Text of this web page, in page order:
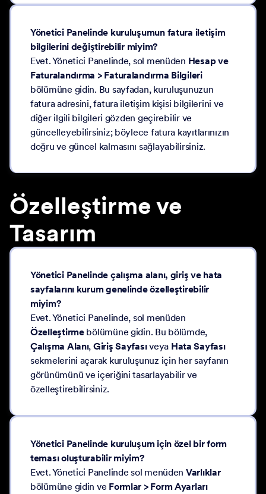
Yönetici Panelinde kuruluşumun fatura iletişim
bilgilerini değiştirebilir miyim?
Evet. Yönetici Panelinde, sol menüden Hesap ve
Faturalandırma > Faturalandırma Bilgileri
bölümüne gidin. Bu sayfadan, kuruluşunuzun
fatura adresini, fatura iletişim kişisi bilgilerini ve
diğer ilgili bilgileri gözden geçirebilir ve
güncelleyebilirsiniz; böylece fatura kayıtlarınızın
doğru ve güncel kalmasını sağlayabilirsiniz.
Özelleştirme ve
Tasarım
Yönetici Panelinde çalışma alanı, giriş ve hata
sayfalarını kurum genelinde özelleştirebilir
miyim?
Evet. Yönetici Panelinde, sol menüden
Özelleştirmebölümüne gidin. Bu bölümde,
Çalışma Alanı, Giriş Sayfasıveya Hata Sayfası
sekmelerini açarak kuruluşunuz için her sayfanın
görünümünü ve içeriğini tasarlayabilir ve
özelleştirebilirsiniz.
Yönetici Panelinde kuruluşum için özel bir form
teması oluşturabilir miyim?
Evet. Yönetici Panelinde sol menüden Varlıklar
bölümüne gidin ve Formlar > Form Ayarları